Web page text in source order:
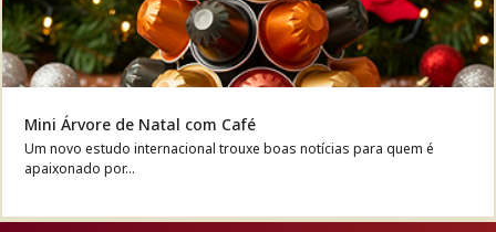
Mini Árvore de Natal com Café
Um novo estudo internacional trouxe boas notícias para quem é
apaixonado por...